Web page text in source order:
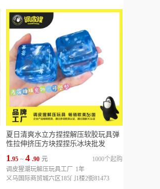
夏日清爽水立方捏捏解压软胶玩具弹
性拉伸挤压方块捏捏乐冰块批发
1.95 ~ 4 .90 元
1000个起购
调皮猩潮玩解压玩具工厂
1年
义乌国际商贸城六区185门1楼2街81473